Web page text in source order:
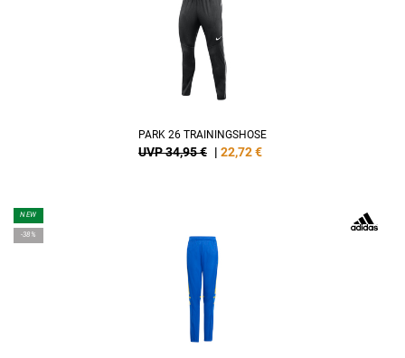
PARK 26 TRAININGSHOSE
UVP 34,95 € | 22,72€
NEW
-38%